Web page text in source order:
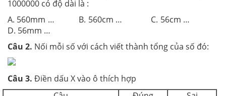
1000000 có độ dài là :
A. 560mm … B. 560cm … C. 56cm …
D. 56mm …
Câu 2. Nối mỗi số với cách viết thành tổng của số đó:
Câu 3. Điền dấu X vào ô thích hợp